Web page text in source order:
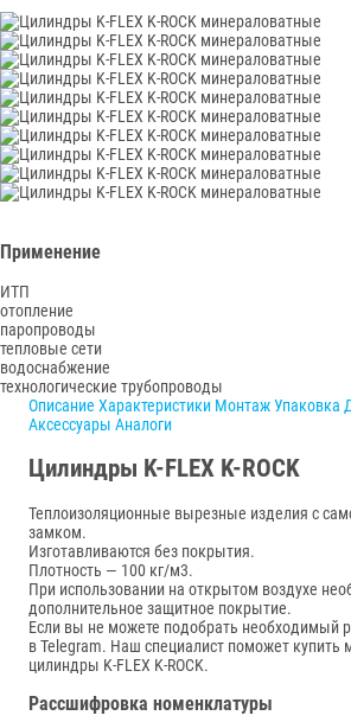
Применение
​​​​​​ИТП
отопление
паропроводы
тепловые сети
водоснабжение
технологические трубопроводы
Описание Характеристики МонтажУпаковка
Аксессуары Аналоги
Цилиндры K-FLEX K-ROCK
Теплоизоляционные вырезные изделия с
замком.
Изготавливаются без покрытия.
Плотность — 100 кг/м3.
При использовании на открытом воздухе
дополнительное защитное покрытие.
Если вы не можете подобрать необходимый
в Telegram. Наш специалист поможет купить
цилиндры K-FLEX K-ROCK.
Рассшифровка номенклатуры